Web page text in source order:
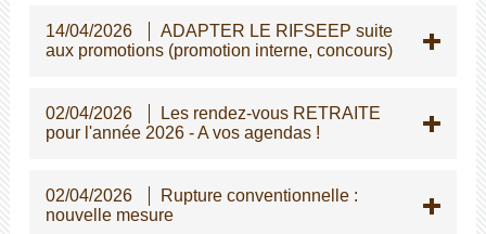
14/04/2026
ADAPTER LE RIFSEEP suite
aux promotions (promotion interne, concours)
02/04/2026
Les rendez-vous RETRAITE
pour l'année 2026 - A vos agendas !
02/04/2026
Rupture conventionnelle :
nouvelle mesure